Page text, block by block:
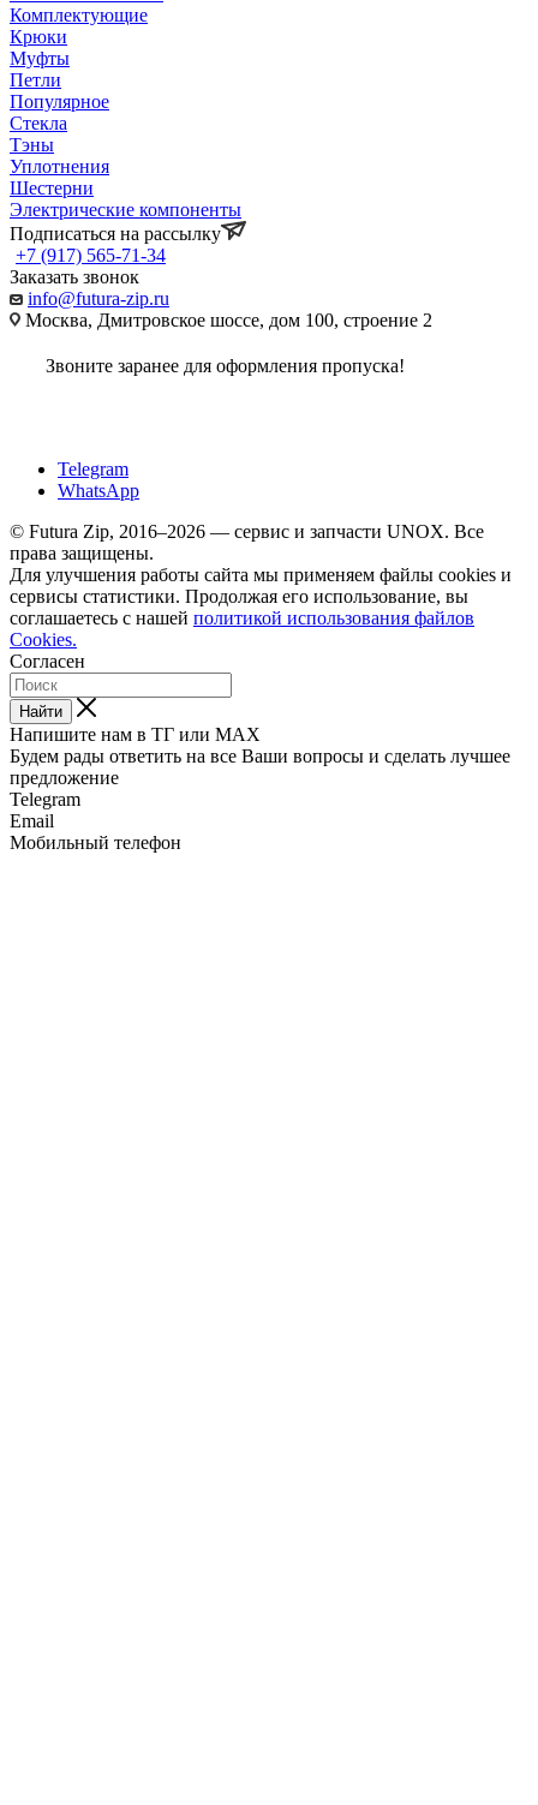
Комплектующие
Крюки
Муфты
Петли
Популярное
Стекла
Тэны
Уплотнения
Шестерни
Электрические компоненты
Подписаться на рассылку
+7 (917) 565-71-34
Заказать звонок
info@futura-zip.ru
Москва, Дмитровское шоссе, дом 100, строение 2
Звоните заранее для оформления пропуска!
Telegram
WhatsApp
© Futura Zip, 2016–2026 — сервис и запчасти UNOX. Все
права защищены.
Для улучшения работы сайта мы применяем файлы cookies и
сервисы статистики. Продолжая его использование, вы
соглашаетесь с нашей политикой использования файлов
Cookies.
Согласен
Найти
Напишите нам в ТГ или MAX
Будем рады ответить на все Ваши вопросы и сделать лучшее
предложение
Telegram
Email
Мобильный телефон